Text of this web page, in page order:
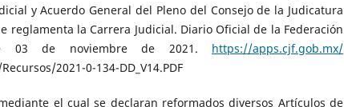
y Acuerdo General del Pleno del Consejo de la Judicatura
reglamenta la Carrera Judicial. Diario Oficial de la Federación
03 de noviembre de 2021. https://apps.cjf.gob.mx/
2021-0-134-DD_V14.PDF
mediante el cual se declaran reformados diversos Artículos de